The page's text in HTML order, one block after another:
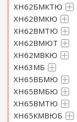
ХН62БМКТЮ
ХН62ВМКЮ
ХН62ВМТЮ
ХН62ВМЮТ
ХН62МВКЮ
ХН63МБ
ХН65ВБМЮ
ХН65ВМБЮ
ХН65ВМТЮ
ХН65КМВЮБ